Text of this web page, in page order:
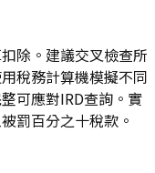
除。建議交叉檢查所
稅務計算機模擬不同
可應對IRD查詢。實
罰百分之十稅款。